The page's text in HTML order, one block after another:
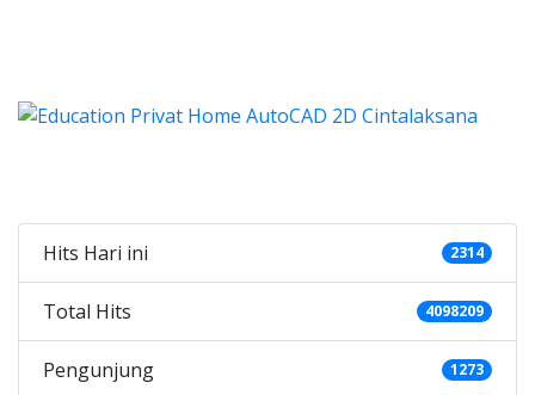
Hits Hari ini 2314
Total Hits 4098209
Pengunjung 1273